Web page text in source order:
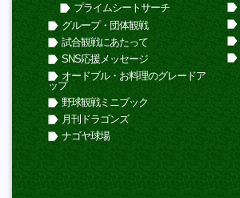
プライムシートサーチ
グループ・団体観戦
試合観戦にあたって
SNS応援メッセージ
オードブル・お料理のグレードア
ップ
野球観戦ミニブック
月刊ドラゴンズ
ナゴヤ球場